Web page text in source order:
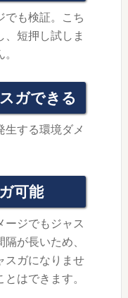
でも検証。こち
、短押し試しま
ガできる
生する環境ダメ
可能
ージでもジャス
が長いため、
スガになりませ
はできます。